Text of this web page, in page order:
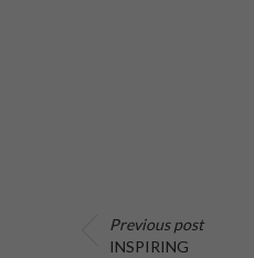
Previous post
INSPIRING